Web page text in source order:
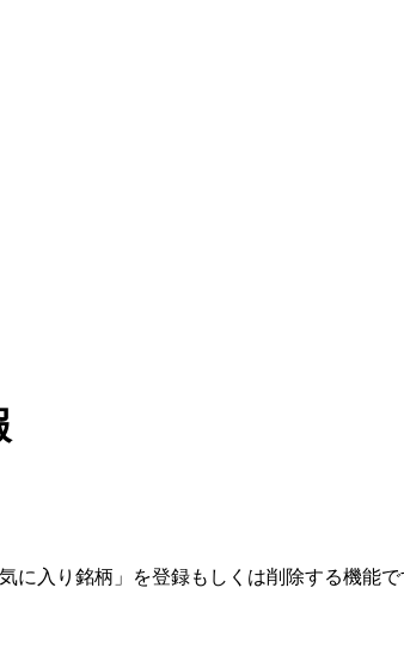
気に入り銘柄」を登録もしくは削除する機能で